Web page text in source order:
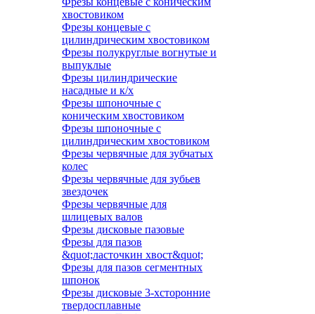
хвостовиком
Фрезы концевые с
цилиндрическим хвостовиком
Фрезы полукруглые вогнутые и
выпуклые
Фрезы цилиндрические
насадные и к/х
Фрезы шпоночные с
коническим хвостовиком
Фрезы шпоночные с
цилиндрическим хвостовиком
Фрезы червячные для зубчатых
колес
Фрезы червячные для зубьев
звездочек
Фрезы червячные для
шлицевых валов
Фрезы дисковые пазовые
Фрезы для пазов
&quot;ласточкин хвост&quot;
Фрезы для пазов сегментных
шпонок
Фрезы дисковые 3-хсторонние
твердосплавные